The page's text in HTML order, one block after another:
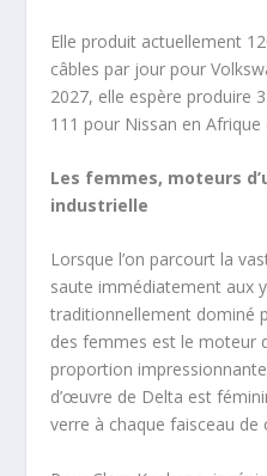
Elle produit actuellement
câbles par jour pour
2027, elle espère produire
111 pour Nissan en Afrique
Les femmes, moteurs
industrielle
Lorsque l’on parcourt la
saute immédiatement aux
traditionnellement dominé
des femmes est le moteur
proportion
d’œuvre de Delta est
verre à chaque faisceau de